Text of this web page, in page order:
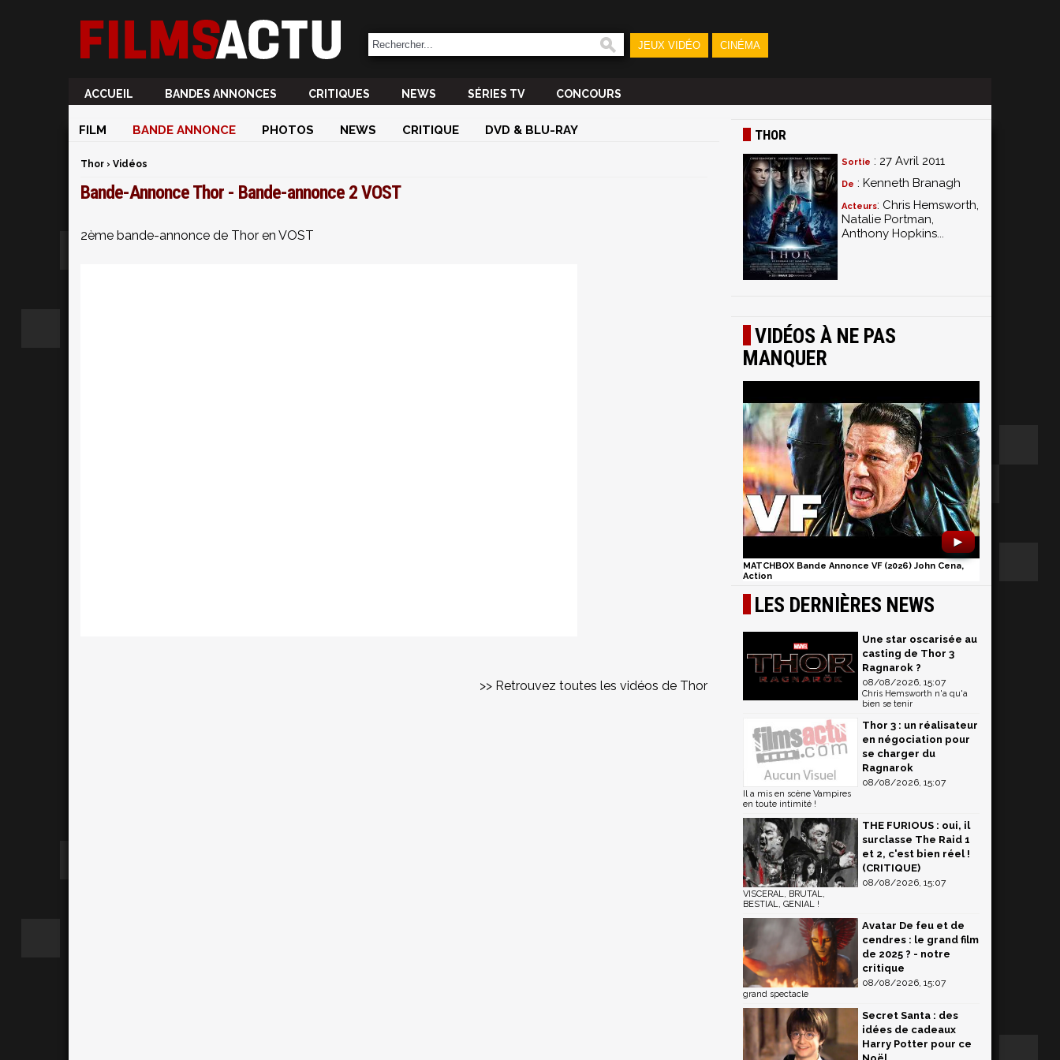
JEUX VIDÉO CINÉMA
ACCUEIL BANDES ANNONCES CRITIQUES NEWS SÉRIES TV CONCOURS
FILM BANDE ANNONCE PHOTOS NEWS CRITIQUE DVD & BLU-RAY
Thor › Vidéos
Bande-Annonce Thor - Bande-annonce 2 VOST
2ème bande-annonce de Thor en VOST
>> Retrouvez toutes les vidéos de Thor
THOR
Sortie : 27 Avril 2011
De : Kenneth Branagh
Acteurs: Chris Hemsworth,
Natalie Portman,
Anthony Hopkins...
VIDÉOS À NE PAS
MANQUER
►
MATCHBOX Bande Annonce VF (2026) John Cena,
Action
LES DERNIÈRES NEWS
Une star oscarisée au
casting de Thor 3
Ragnarok ?
08/08/2026, 15:07
Chris Hemsworth n'a qu'a
bien se tenir
Thor 3 : un réalisateur
en négociation pour
se charger du
Ragnarok
08/08/2026, 15:07
Il a mis en scène Vampires
en toute intimité !
THE FURIOUS : oui, il
surclasse The Raid 1
et 2, c'est bien réel !
(CRITIQUE)
08/08/2026, 15:07
VISCERAL, BRUTAL,
BESTIAL, GENIAL !
Avatar De feu et de
cendres : le grand film
de 2025 ? - notre
critique
08/08/2026, 15:07
grand spectacle
Secret Santa : des
idées de cadeaux
Harry Potter pour ce